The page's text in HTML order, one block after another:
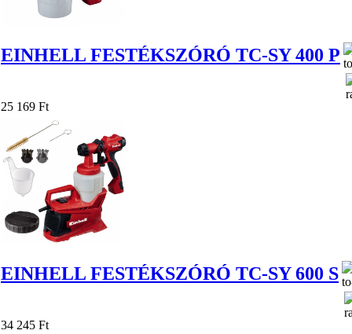
EINHELL FESTÉKSZÓRÓ TC-SY 400 P
25 169 Ft
EINHELL FESTÉKSZÓRÓ TC-SY 600 S
34 245 Ft